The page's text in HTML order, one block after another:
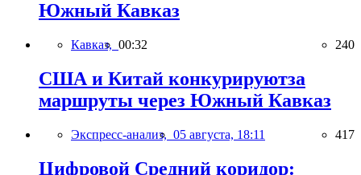
Южный Кавказ
Кавказ, 00:32 240
США и Китай конкурируютза
маршруты через Южный Кавказ
Экспресс-анализ, 05 августа, 18:11 417
Цифровой Средний коридор: